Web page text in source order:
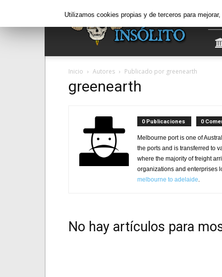
Insólito
Inicio Autores Publicado por greenearth
greenearth
0 Publicaciones 0
Melbourne port is one of
the ports and is transferred to
where the majority of freight
organizations and enterprises
melbourne to adelaide
No hay artículos para
Utilizamos cookies propias y de terceros para